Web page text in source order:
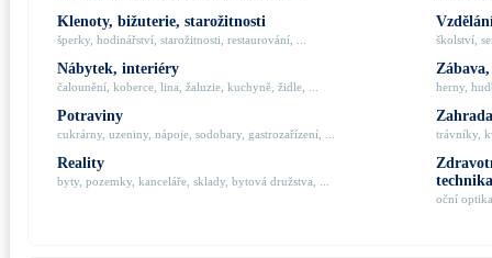
Klenoty, bižuterie, starožitnosti
šperky, hodinářství, starožitnosti, restaurování, ...
Nábytek, interiéry
čalounění, koberce, lina, žaluzie, kuchyně, židle, ...
Potraviny
cukrárny, uzeniny, nápoje, sodobary, gastrozařízení, ...
Reality
byty, pozemky, kanceláře, sklady, bytová družstva, ...
školství,
herny,
trávníky,
technika
oční